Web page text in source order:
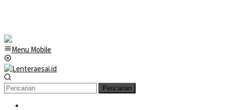
Menu Mobile
Pencarian